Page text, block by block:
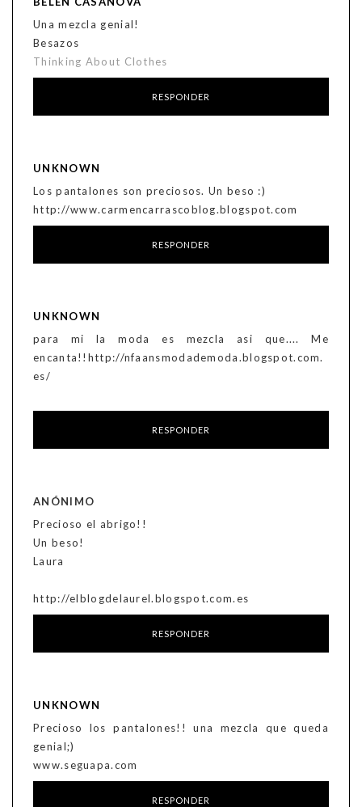
Una mezcla genial!
Besazos
Thinking About Clothes
RESPONDER
UNKNOWN
Los pantalones son preciosos. Un beso :)
http://www.carmencarrascoblog.blogspot.com
RESPONDER
UNKNOWN
para mi la moda es mezcla asi que.... Me
encanta!!http://nfaansmodademoda.blogspot.com.
es/
RESPONDER
ANÓNIMO
Precioso el abrigo!!
Un beso!
Laura
http://elblogdelaurel.blogspot.com.es
RESPONDER
UNKNOWN
Precioso los pantalones!! una mezcla que queda
genial;)
www.seguapa.com
RESPONDER